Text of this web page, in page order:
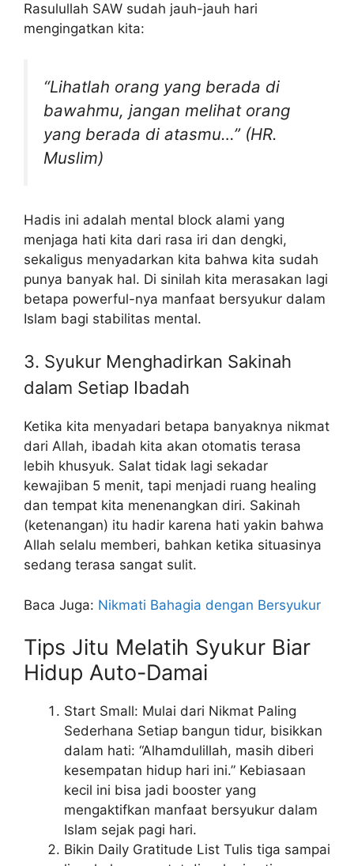
Rasulullah SAW sudah jauh-jauh hari
mengingatkan kita:
“Lihatlah orang yang berada di
bawahmu, jangan melihat orang
yang berada di atasmu…” (HR.
Muslim)
Hadis ini adalah mental block alami yang
menjaga hati kita dari rasa iri dan dengki,
sekaligus menyadarkan kita bahwa kita sudah
punya banyak hal. Di sinilah kita merasakan lagi
betapa powerful-nya manfaat bersyukur dalam
Islam bagi stabilitas mental.
3. Syukur Menghadirkan Sakinah
dalam Setiap Ibadah
Ketika kita menyadari betapa banyaknya nikmat
dari Allah, ibadah kita akan otomatis terasa
lebih khusyuk. Salat tidak lagi sekadar
kewajiban 5 menit, tapi menjadi ruang healing
dan tempat kita menenangkan diri. Sakinah
(ketenangan) itu hadir karena hati yakin bahwa
Allah selalu memberi, bahkan ketika situasinya
sedang terasa sangat sulit.
Baca Juga: Nikmati Bahagia dengan Bersyukur
Tips Jitu Melatih Syukur Biar
Hidup Auto-Damai
Start Small: Mulai dari Nikmat Paling
Sederhana Setiap bangun tidur, bisikkan
dalam hati: “Alhamdulillah, masih diberi
kesempatan hidup hari ini.” Kebiasaan
kecil ini bisa jadi booster yang
mengaktifkan manfaat bersyukur dalam
Islam sejak pagi hari.
Bikin Daily Gratitude List Tulis tiga sampai